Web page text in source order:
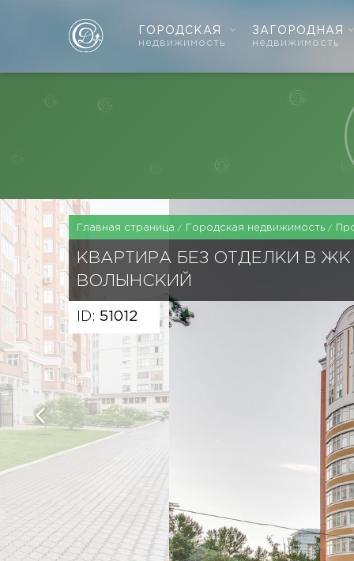
ГОРОДСКАЯ
недвижимость
ЗАГОРОДНАЯ
недвижимость
Главная страница Городская недвижимость
КВАРТИРА БЕЗ ОТДЕЛКИ В ЖК
ВОЛЫНСКИЙ
ID: 51012